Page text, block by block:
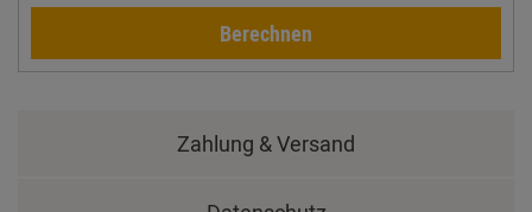
Berechnen
Zahlung & Versand